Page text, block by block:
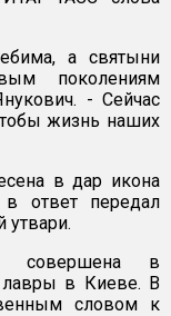
а святыни
поколениям
- Сейчас
жизнь наших
в дар икона
ответ передал
утвари.
совершена в
лавры в Киеве. В
словом к